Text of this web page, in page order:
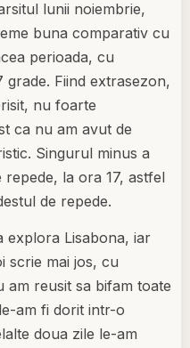
lunii noiembrie,
buna comparativ cu
perioada, cu
grade. Fiind extrasezon,
nu foarte
ca nu am avut de
Singurul minus a
la ora 17, astfel
de repede.
explora Lisabona, iar
scrie mai jos, cu
am reusit sa bifam toate
am fi dorit intr-o
doua zile le-am